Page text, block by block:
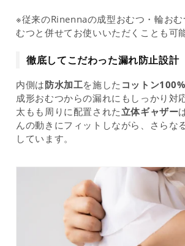
※従来のRinennaの成型おむつ・輪お
むつと併せてお使いいただくことも可
徹底してこだわった漏れ防止設計
内側は防水加工を施した コットン
成形おむつからの漏れにもしっかり対
太もも周りに配置された立体ギャザー
んの動きにフィットしながら、さらな
しています。